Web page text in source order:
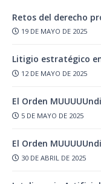
Retos del derecho
19 DE MAYO DE 2025
Litigio estratégico
12 DE MAYO DE 2025
El Orden
5 DE MAYO DE 2025
El Orden
30 DE ABRIL DE 2025